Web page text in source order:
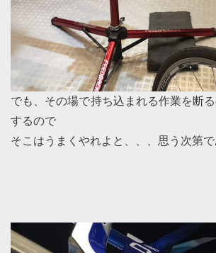
でも、その場で持ち込まれる作業を断
するので
そこはうまくやれよと、、、思う次第